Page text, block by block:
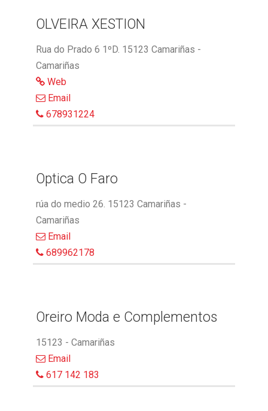
OLVEIRA XESTION
Rua do Prado 6 1ºD. 15123 Camariñas -
Camariñas
Web
Email
678931224
Optica O Faro
rúa do medio 26. 15123 Camariñas -
Camariñas
Email
689962178
Oreiro Moda e Complementos
15123 - Camariñas
Email
617 142 183